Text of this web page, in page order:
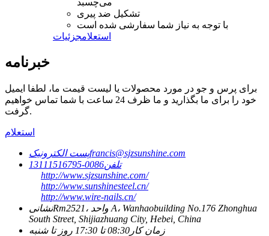
می‌چسبد
تشکیل ضد پیری
با توجه به نیاز شما سفارشی شده است
استعلامجزئیات
خبرنامه
برای پرس و جو در مورد محصولات یا لیست قیمت ما، لطفا ایمیل
خود را برای ما بگذارید و ما ظرف 24 ساعت با شما تماس خواهیم
گرفت.
استعلام
پست الکترونیکfrancis@sjzsunshine.com
تلفن0086-13111516795
http://www.sjzsunshine.com/
http://www.sunshinesteel.cn/
http://www.wire-nails.cn/
نشانیRm2521، واحد A، Wanhaobuilding No.176 Zhonghua
South Street, Shijiazhuang City, Hebei, China
زمان کار 08:30 تا 17:30 روز تا شنبه